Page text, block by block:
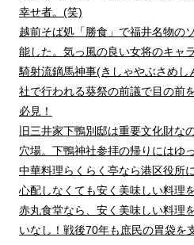
幸せ者。(笑)
越前そば処「勝食」で福井名物の
能した。気っ風の良い女将のキャ
騎射流鏑馬神事(きしゃやぶさめし
社で行われる葵祭の前議で目の前
必見！
旧三井家下鴨別邸は重要文化財な
穴場。下鴨神社参拝の帰りにはゆ
中華料理らくらく亭なら港区役所
心配しなくても安く美味しい料理
赤丸食堂なら、安く美味しい料理
いなし！戦後70年も庶民の胃袋を